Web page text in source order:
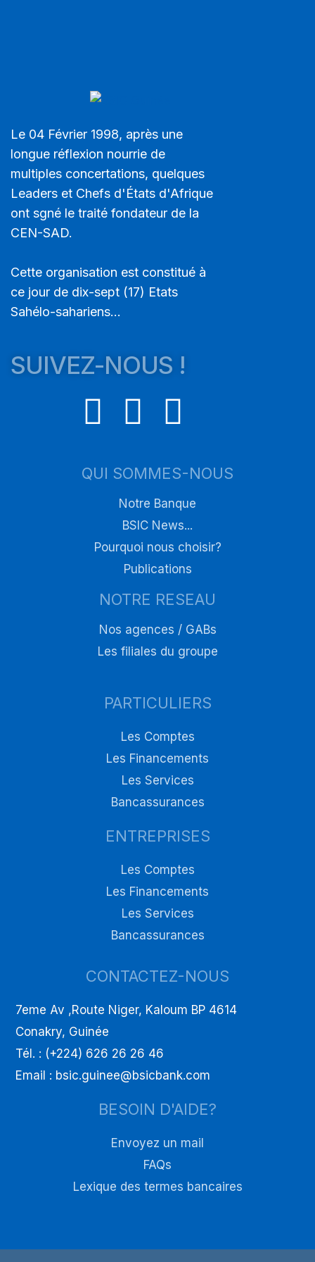
Le 04 Février 1998, après une
longue réflexion nourrie de
multiples concertations, quelques
Leaders et Chefs d'États d'Afrique
ont sgné le traité fondateur de la
CEN-SAD.
Cette organisation est constitué à
ce jour de dix-sept (17) Etats
Sahélo-sahariens...
SUIVEZ-NOUS !
QUI SOMMES-NOUS
Notre Banque
BSIC News...
Pourquoi nous choisir?
Publications
NOTRE RESEAU
Nos agences / GABs
Les filiales du groupe
PARTICULIERS
Les Comptes
Les Financements
Les Services
Bancassurances
ENTREPRISES
Les Comptes
Les Financements
Les Services
Bancassurances
CONTACTEZ-NOUS
7eme Av ,Route Niger, Kaloum BP 4614
Conakry, Guinée
Tél. : (+224) 626 26 26 46
Email : bsic.guinee@bsicbank.com
BESOIN D'AIDE?
Envoyez un mail
FAQs
Lexique des termes bancaires